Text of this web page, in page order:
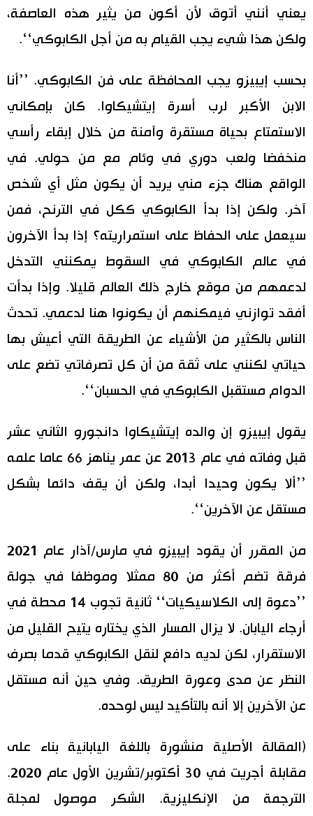
يعني أنني أتوق لأن أكون من يثير هذه العاصفة،
ولكن هذا شيء يجب القيام به من أجل الكابوكي‘‘.
بحسب إيبيزو يجب المحافظة على فن الكابوكي. ’’أنا
الابن الأكبر لرب أسرة إيتشيكاوا. كان بإمكاني
الاستمتاع بحياة مستقرة وآمنة من خلال إبقاء رأسي
منخفضا ولعب دوري في وئام مع من حولي. في
الواقع هناك جزء مني يريد أن يكون مثل أي شخص
آخر. ولكن إذا بدأ الكابوكي ككل في الترنح، فمن
سيعمل على الحفاظ على استمراريته؟ إذا بدأ الآخرون
في عالم الكابوكي في السقوط يمكنني التدخل
لدعمهم من موقع خارج ذلك العالم قليلا. وإذا بدأت
أفقد توازني فيمكنهم أن يكونوا هنا لدعمي. تحدث
الناس بالكثير من الأشياء عن الطريقة التي أعيش بها
حياتي لكنني على ثقة من أن كل تصرفاتي تضع على
الدوام مستقبل الكابوكي في الحسبان‘‘.
يقول إيبيزو إن والده إيتشيكاوا دانجورو الثاني عشر
قبل وفاته في عام 2013 عن عمر يناهز 66 عاما علمه
’’ألا يكون وحيدا أبدا، ولكن أن يقف دائما بشكل
مستقل عن الآخرين‘‘.
من المقرر أن يقود إيبيزو في مارس/آذار عام 2021
فرقة تضم أكثر من 80 ممثلا وموظفا في جولة
’’دعوة إلى الكلاسيكيات‘‘ ثانية تجوب 14 محطة في
أرجاء اليابان. لا يزال المسار الذي يختاره يتيح القليل من
الاستقرار، لكن لديه دافع لنقل الكابوكي قدما بصرف
النظر عن مدى وعورة الطريق. وفي حين أنه مستقل
عن الآخرين إلا أنه بالتأكيد ليس لوحده.
(المقالة الأصلية منشورة باللغة اليابانية بناء على
مقابلة أجريت في 30 أكتوبر/تشرين الأول عام 2020.
الترجمة من الإنكليزية. الشكر موصول لمجلة